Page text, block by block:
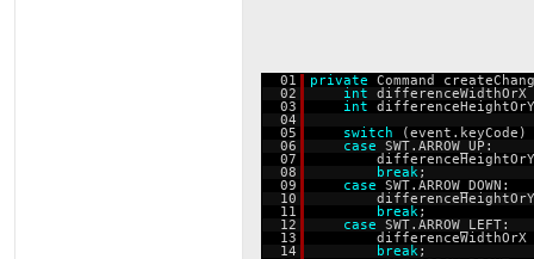
01 private
Command
02
int
03
int
04
05
switch
06
case
SWT.ARROW_UP:
07
08
break;
09
case
SWT.ARROW_DOWN:
10
11
break;
12
case
SWT.ARROW_LEFT:
13
14
break;